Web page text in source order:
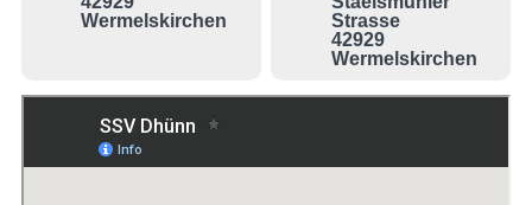
Wermelskirchen
Strasse
42929
Wermelskirchen